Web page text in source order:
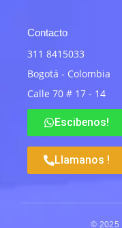
Contacto
311 8415033
Bogotá - Colombia
Calle 70 # 17 - 14
Escibenos!
Llamanos !
© 2025